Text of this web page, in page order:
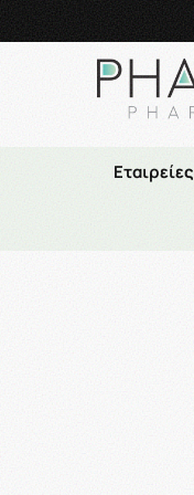
Εταιρείες